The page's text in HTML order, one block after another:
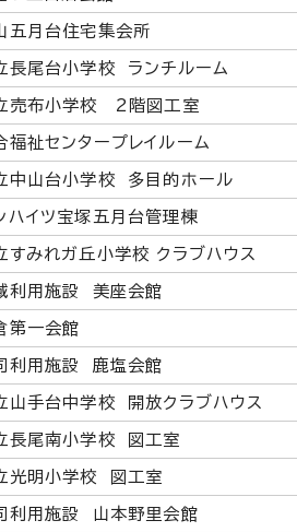
五月台住宅集会所
長尾台小学校 ランチルーム
売布小学校 2階図工室
福祉センタープレイルーム
中山台小学校 多目的ホール
ハイツ宝塚五月台管理棟
すみれガ丘小学校 クラブハウス
利用施設 美座会館
第一会館
利用施設 鹿塩会館
山手台中学校 開放クラブハウス
長尾南小学校 図工室
光明小学校 図工室
利用施設 山本野里会館